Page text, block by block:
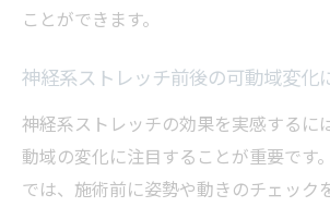
ことができます。
神経系ストレッチ前後の可動域変化
神経系ストレッチの効果を実感するに
動域の変化に注目することが重要です
では、施術前に姿勢や動きのチェック